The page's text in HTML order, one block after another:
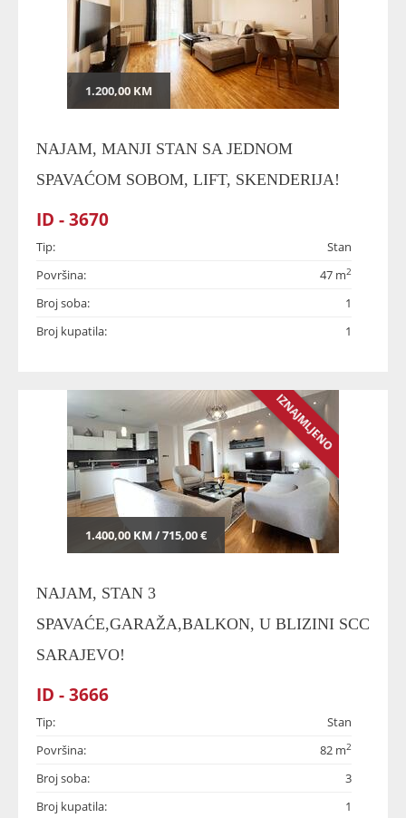
1.200,00 KM
NAJAM, MANJI STAN SA JEDNOM
SPAVAĆOM SOBOM, LIFT, SKENDERIJA!
ID - 3670
Tip:
Stan
Površina:
47 m2
Broj soba:
1
Broj kupatila:
1
IZNAJMLJENO
1.400,00 KM / 715,00 €
NAJAM, STAN 3
SPAVAĆE,GARAŽA,BALKON, U BLIZINI SCC
SARAJEVO!
ID - 3666
Tip:
Stan
Površina:
82 m2
Broj soba:
3
Broj kupatila:
1